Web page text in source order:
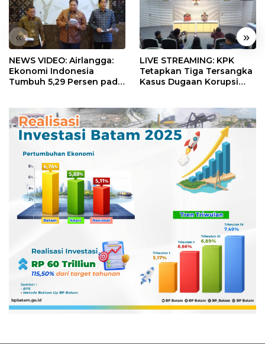
« »
NEWS VIDEO: Airlangga:
Ekonomi Indonesia
Tumbuh 5,29 Persen pada
LIVE STREAMING: KPK
Tetapkan Tiga Tersangka
Kasus Dugaan Korupsi